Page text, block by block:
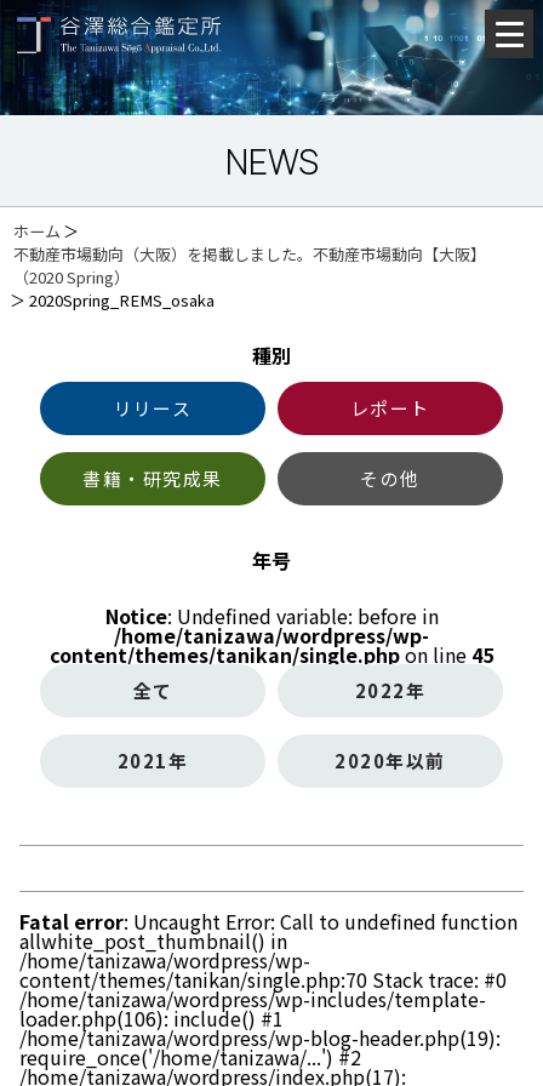
NEWS
ホーム ＞
不動産市場動向（大阪）を掲載しました。不動産市場動向【大阪】
（2020 Spring）
＞ 2020Spring_REMS_osaka
種別
リリース レポート
書籍・研究成果 その他
年号
Notice: Undefined variable: before in
/home/tanizawa/wordpress/wp-
content/themes/tanikan/single.phpon line 45
全て 2022年
2021年 2020年以前
Fatal error: Uncaught Error: Call to undefined function
allwhite_post_thumbnail() in
/home/tanizawa/wordpress/wp-
content/themes/tanikan/single.php:70 Stack trace: #0
/home/tanizawa/wordpress/wp-includes/template-
loader.php(106): include() #1
/home/tanizawa/wordpress/wp-blog-header.php(19):
require_once('/home/tanizawa/...') #2
/home/tanizawa/wordpress/index.php(17):